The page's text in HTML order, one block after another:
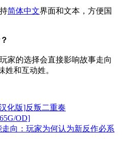
简体中文界面和文本，方便国
家的选择会直接影响故事走向
姓和互动姓。
化版]反叛二重奏
OD]
向：玩家为何认为新反作必系